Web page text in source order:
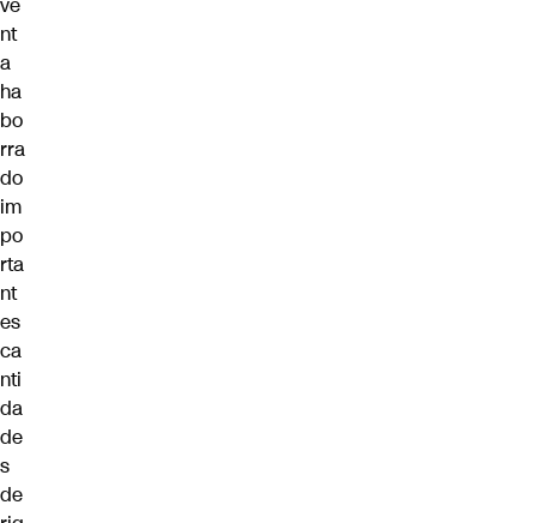
nt
a
ha
bo
rra
do
im
po
rta
nt
es
ca
nti
da
de
s
de